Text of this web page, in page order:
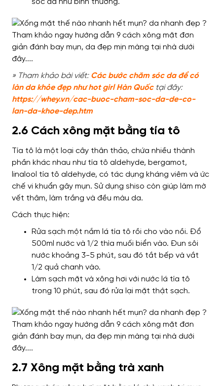
sóc da như bình thường.
» Tham khảo bài viết: Các bước chăm sóc da để có
làn da khỏe đẹp như hot girl Hàn Quốc tại đây:
https://whey.vn/cac-buoc-cham-soc-da-de-co-
lan-da-khoe-dep.htm
2.6 Cách xông mặt bằng tía tô
Tía tô là một loại cây thân thảo, chứa nhiều thành
phần khác nhau như tía tô aldehyde, bergamot,
linalool tía tô aldehyde, có tác dụng kháng viêm và ức
chế vi khuẩn gây mụn. Sử dụng shiso còn giúp làm mờ
vết thâm, làm trắng và đều màu da.
Cách thực hiện:
Rửa sạch một nắm lá tía tô rồi cho vào nồi. Đổ
500ml nước và 1/2 thìa muối biển vào. Đun sôi
nước khoảng 3-5 phút, sau đó tắt bếp và vắt
1/2 quả chanh vào.
Làm sạch mặt và xông hơi với nước lá tía tô
trong 10 phút, sau đó rửa lại mặt thật sạch.
2.7 Xông mặt bằng trà xanh